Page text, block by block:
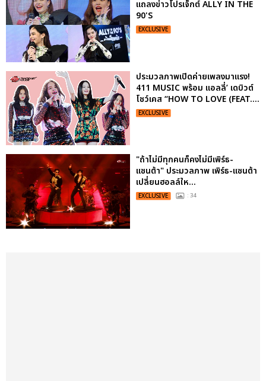
แถลงข่าวโปรเจ็กต์ ALLY IN THE
90'S
EXCLUSIVE
ประมวลภาพเปิดค่ายเพลงมาแรง!
411 MUSIC พร้อม แอลลี่’ เดบิวต์
โชว์เคส “HOW TO LOVE (FEAT....
EXCLUSIVE
"ถ้าไม่มีทุกคนก็คงไม่มีเพิร์ธ-
แซนต้า" ประมวลภาพ เพิร์ธ-แซนต้า
เปลี่ยนฮอลล์ให...
EXCLUSIVE : 34